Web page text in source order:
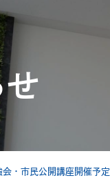
会・市民公開講座開催予定